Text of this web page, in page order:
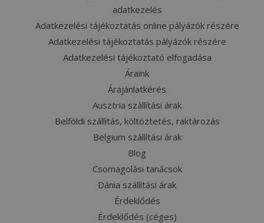
adatkezelés
Adatkezelési tájékoztatás online pályázók részére
Adatkezelési tájékoztatás pályázók részére
Adatkezelési tájékoztató elfogadása
Áraink
Árajánlatkérés
Ausztria szállítási árak
Belföldi szállítás, költöztetés, raktározás
Belgium szállítási árak
Blog
Csomagolási tanácsok
Dánia szállítási árak
Érdeklődés
Érdeklődés (céges)